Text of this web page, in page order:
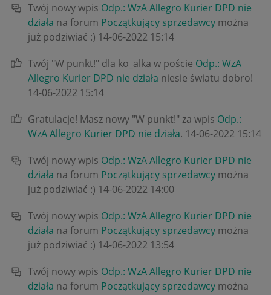
Twój nowy wpis Odp.: WzA Allegro Kurier DPD nie
działa na forum Początkujący sprzedawcy można
już podziwiać :) ‎14-06-2022 15:14
Twój "W punkt!" dla ko_alka w poście Odp.: WzA
Allegro Kurier DPD nie działa niesie światu dobro!
‎14-06-2022 15:14
Gratulacje! Masz nowy "W punkt!" za wpis Odp.:
WzA Allegro Kurier DPD nie działa. ‎14-06-2022 15:14
Twój nowy wpis Odp.: WzA Allegro Kurier DPD nie
działa na forum Początkujący sprzedawcy można
już podziwiać :) ‎14-06-2022 14:00
Twój nowy wpis Odp.: WzA Allegro Kurier DPD nie
działa na forum Początkujący sprzedawcy można
już podziwiać :) ‎14-06-2022 13:54
Twój nowy wpis Odp.: WzA Allegro Kurier DPD nie
działa na forum Początkujący sprzedawcy można